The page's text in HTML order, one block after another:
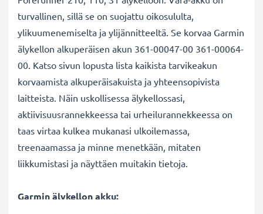
turvallinen, sillä se on suojattu oikosululta,
ylikuumenemiselta ja ylijännitteeltä. Se korvaa Garmin
älykellon alkuperäisen akun 361-00047-00 361-00064-
00. Katso sivun lopusta lista kaikista tarvikeakun
korvaamista alkuperäisakuista ja yhteensopivista
laitteista. Näin uskollisessa älykellossasi,
aktiivisuusrannekkeessa tai urheilurannekkeessa on
taas virtaa kulkea mukanasi ulkoilemassa,
treenaamassa ja minne menetkään, mitaten
liikkumistasi ja näyttäen muitakin tietoja.
Garmin älykellon akku: